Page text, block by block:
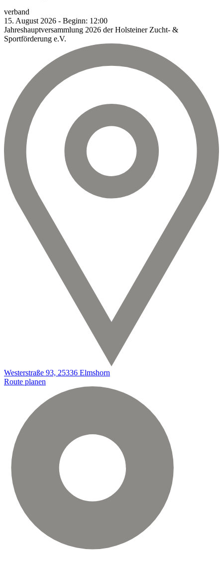
verband
15. August 2026 - Beginn: 12:00
Jahreshauptversammlung 2026 der Holsteiner Zucht- &
Sportförderung e.V.
Westerstraße 93, 25336 Elmshorn
Route planen